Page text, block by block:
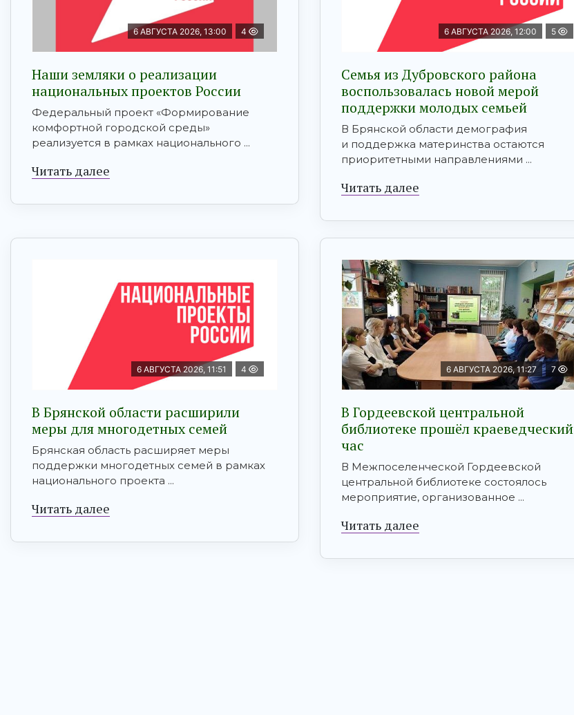
6 АВГУСТА 2026, 13:00 4
Наши земляки о реализации
национальных проектов России
Федеральный проект «Формирование
комфортной городской среды»
реализуется в рамках национального ...
Читать далее
6 АВГУСТА 2026, 12:00 5
Семья из Дубровского района
воспользовалась новой мерой
поддержки молодых семьей
В Брянской области демография
и поддержка материнства остаются
приоритетными направлениями ...
Читать далее
6 АВГУСТА 2026, 11:51 4
В Брянской области расширили
меры для многодетных семей
Брянская область расширяет меры
поддержки многодетных семей в рамках
национального проекта ...
Читать далее
6 АВГУСТА 2026, 11:27 7
В Гордеевской центральной
библиотеке прошёл краеведческий
час
В Межпоселенческой Гордеевской
центральной библиотеке состоялось
мероприятие, организованное ...
Читать далее